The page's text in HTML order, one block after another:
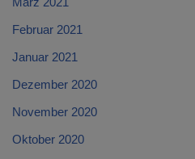
Februar 2021
Januar 2021
Dezember 2020
November 2020
Oktober 2020